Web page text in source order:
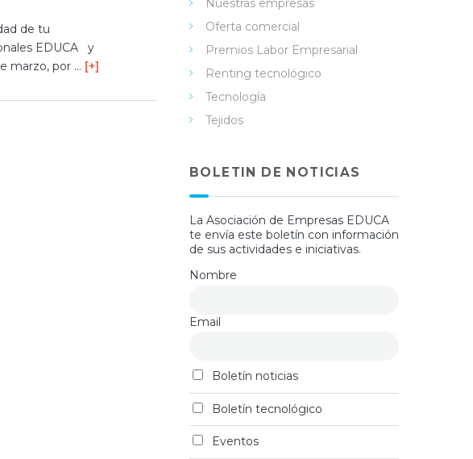
de tu
EDUCA y
marzo, por … [+]
Nuestras empresas
Oferta comercial
Premios Labor Empresarial
Renting tecnológico
Tecnología
Tejidos
BOLETIN DE NOTICIAS
La Asociación de Empresas EDUCA
te envía este boletín con información
de sus actividades e iniciativas.
Nombre
Email
Boletín noticias
Boletín tecnológico
Eventos